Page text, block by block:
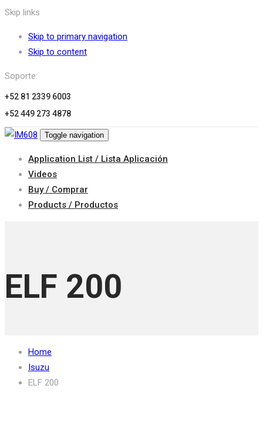
Skip links
Skip to primary navigation
Skip to content
Soporte:
+52 81 2339 6003
+52 449 273 4878
Toggle navigation
Application List / Lista Aplicación
Videos
Buy / Comprar
Products / Productos
ELF 200
Home
Isuzu
ELF 200